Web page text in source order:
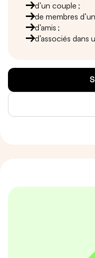
d’un couple ;
de membres
d’amis ;
d’associés dans